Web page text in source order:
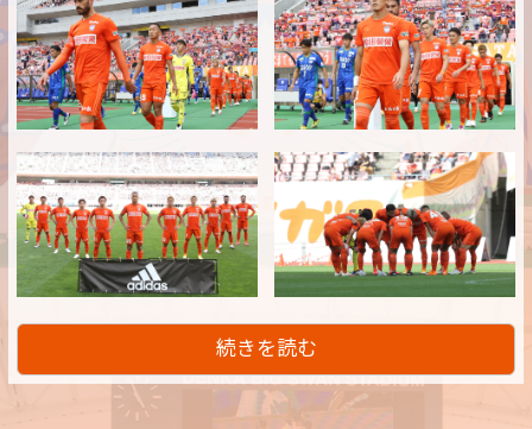
続きを読む